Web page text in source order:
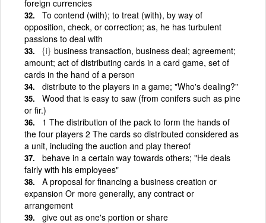
foreign currencies
To contend (with); to treat (with), by way of
opposition, check, or correction; as, he has turbulent
passions to deal with
{i} business transaction, business deal; agreement;
amount; act of distributing cards in a card game, set of
cards in the hand of a person
distribute to the players in a game; "Who's dealing?"
Wood that is easy to saw (from conifers such as pine
or fir.)
1 The distribution of the pack to form the hands of
the four players 2 The cards so distributed considered as
a unit, including the auction and play thereof
behave in a certain way towards others; "He deals
fairly with his employees"
A proposal for financing a business creation or
expansion Or more generally, any contract or
arrangement
give out as one's portion or share